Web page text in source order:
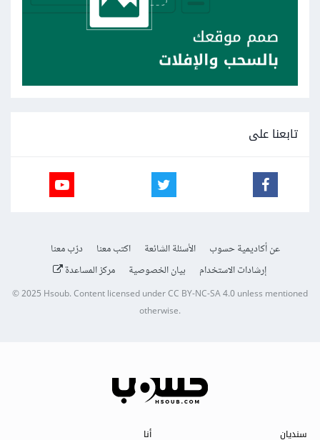
تابعنا على
عن أكاديمية حسوب الأسئلة الشائعة اكتب معنا
درّب معنا
إرشادات الاستخدام
بيان الخصوصية مركز المساعدة
© 2025Hsoub.Content licensed underCC BY-NC-SA 4.0unless mentioned
otherwise.